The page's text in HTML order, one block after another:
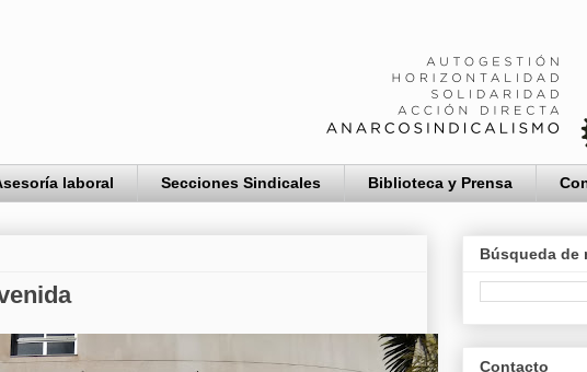
laboral Secciones Sindicales Biblioteca y Prensa
Búsqueda de
Contacto